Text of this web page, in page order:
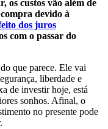
os custos vão além de
devido à
dos juros
com o passar do
que parece. Ele vai
liberdade e
de investir hoje, está
sonhos. Afinal, o
no presente pode